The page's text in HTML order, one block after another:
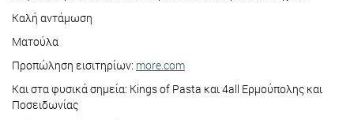
Καλή αντάμωση
Ματούλα
Προπώληση εισιτηρίων: more.com
Και στα φυσικά σημεία: Kings of Pasta και 4all Ερμούπολης και
Ποσειδωνίας